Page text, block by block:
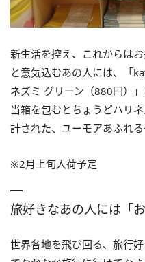
新生活を控え、これからは
と意気込むあの人には、「
ネズミ グリーン（880円）
当箱を包むとちょうどハリ
計された、ユーモアあふれる
※2月上旬入荷予定
旅好きなあの人には「
世界各地を飛び回る、旅行